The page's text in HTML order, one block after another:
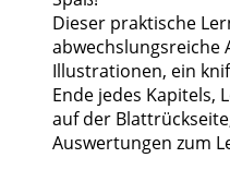
Dieser praktische
abwechslungsreiche
Illustrationen, ein
Ende jedes Kapitels,
auf der
Auswertungen zum